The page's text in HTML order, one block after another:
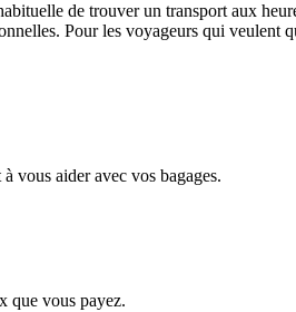
de trouver un transport aux
Pour les voyageurs qui
vous aider avec vos bagages.
que vous payez.